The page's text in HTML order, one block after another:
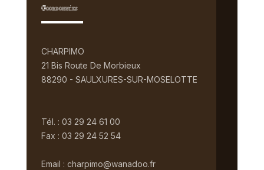
Coordonnées
CHARPIMO
21 Bis Route De Morbieux
88290 - SAULXURES-SUR-MOSELOTTE
Tél. : 03 29 24 61 00
Fax : 03 29 24 52 54
Email : charpimo@wanadoo.fr